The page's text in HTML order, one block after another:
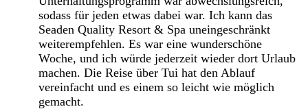
sodass für jeden etwas dabei war. Ich kann das
Seaden Quality Resort & Spa uneingeschränkt
weiterempfehlen. Es war eine wunderschöne
Woche, und ich würde jederzeit wieder dort Urlaub
machen. Die Reise über Tui hat den Ablauf
vereinfacht und es einem so leicht wie möglich
gemacht.